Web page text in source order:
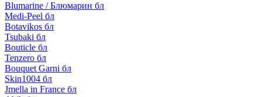
Blumarine / Блюмарин бл
Medi-Peel бл
Botavikos бл
Tsubaki бл
Bouticle бл
Tenzero бл
Bouquet Garni бл
Skin1004 бл
Jmella in France бл